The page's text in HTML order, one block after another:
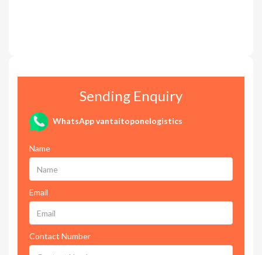
Sending Enquiry
WhatsApp vantaitoponelogistics
Name
Email
Contact Number